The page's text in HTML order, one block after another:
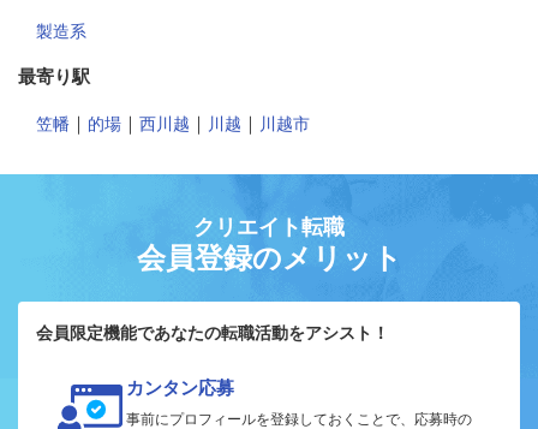
製造系
最寄り駅
笠幡 ｜ 的場 ｜ 西川越 ｜ 川越 ｜ 川越市
クリエイト転職
会員登録のメリット
会員限定機能であなたの転職活動をアシスト！
カンタン応募
事前にプロフィールを登録しておくことで、応募時の